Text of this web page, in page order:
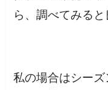
ら、調べてみると
私の場合はシー